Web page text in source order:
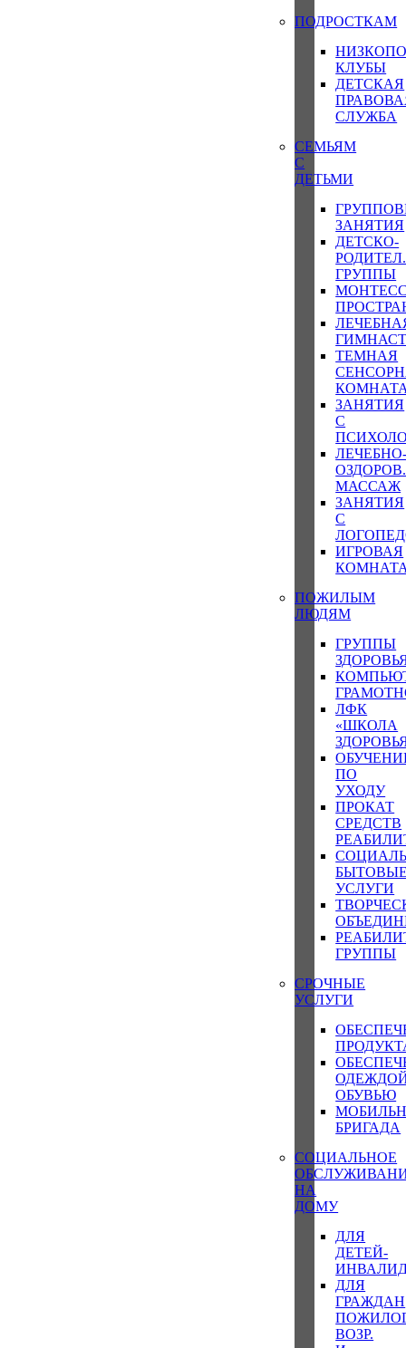
ПОДРОСТКАМ
КЛУБЫ
ДЕТСКАЯ
СЛУЖБА
СЕМЬЯМ
С
ДЕТЬМИ
ЗАНЯТИЯ
ДЕТСКО-
РОДИТЕЛ.
ГРУППЫ
ТЕМНАЯ
ЗАНЯТИЯ
С
ОЗДОРОВ.
МАССАЖ
ЗАНЯТИЯ
С
ИГРОВАЯ
ПОЖИЛЫМ
ЛЮДЯМ
ГРУППЫ
ЛФК
«ШКОЛА
ПО
УХОДУ
ПРОКАТ
СРЕДСТВ
УСЛУГИ
ГРУППЫ
СРОЧНЫЕ
УСЛУГИ
ОБУВЬЮ
БРИГАДА
СОЦИАЛЬНОЕ
НА
ДОМУ
ДЛЯ
ДЕТЕЙ-
ДЛЯ
ГРАЖДАН
ВОЗР.